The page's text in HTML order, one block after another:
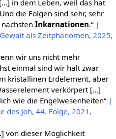
in dem Leben, weil das hat
die Folgen sind sehr, sehr
Inkarnationen.“ |
als Zeitphänomen, 2025,
wir uns nicht mehr
einmal sind wir halt zwar
kristallinen Erdelement, aber
verkörpert […]
wie die Engelwesenheiten“ |
des Joh, 44. Folge, 2021,
von dieser Möglichkeit